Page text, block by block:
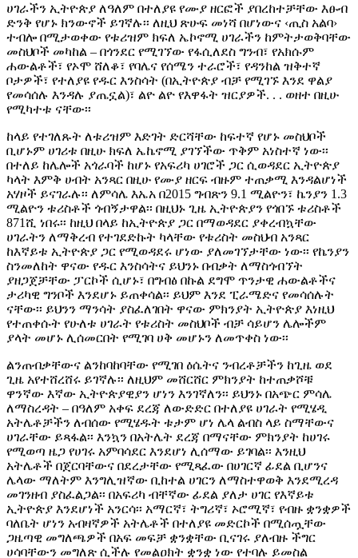
ሀገራችን ኢትዮጵያ ለዓለም በተለያዩ የሙያ ዘርፎች ያበረከተቻቸው እፁብ
ድንቅ የሆኑ ክንውኖች ይገኛሉ፡፡ ለዚህ ጽሁፍ መነሻ በሆነውና ‹ጢስ አልባ›
ተብሎ በሚታወቀው የቱሪዝም ክፍለ ኤኮኖሚ ሀገራችን ከምትታወቅባቸው
መስህቦች መካከል – በጎንደር የሚገኘው የፋሲለደስ ግንብ፣ የአክሱም
ሐውልቶች፣ የኦሞ ሸለቆ፣ የባሌና የሰሜን ተራሮች፣ የዳንከል ዝቅተኛ
ቦታዎች፣ የተለያዩ የዱር እንስሳት (በኢትዮጵያ ብቻ የሚገኙ እንደ ዋልያ
የመሳሰሉ እንዳሉ ያጤኗል)፣ ልዮ ልዮ የእዋፋት ዝርያዎች. . . ወዘተ በዚሁ
የሚካተቱ ናቸው፡፡
ከላይ የተገለጹት ለቱሪዝም እድገት ድርሻቸው ከፍተኛ የሆኑ መስህቦች
ቢሆኑም ሀገሪቱ በዚሁ ክፍለ ኤኬኖሚ ያገኘችው ጥቅም አነስተኛ ነው፡፡
በተለይ ከሌሎች አጎራባች ከሆኑ የአፍሪካ ሀገሮች ጋር ሲወዳደር ኢትዮጵያ
ካላት እምቅ ሀብት አንጻር በዚሁ የሙያ ዘርፍ ብዙም ተጠቃሚ እንዳልሆነች
አሃዞች ይናገራሉ፡፡ ለምሳሌ እኤአ በ2015 ግብጽን 9.1 ሚልዮን፣ ኬንያን 1.3
ሚልዮን ቱሪስቶች ጎብኝታዋል፡፡ በዚህኑ ጊዜ ኢትዮጵያን የጎበኙ ቱሪስቶች
871ሺ ነበሩ፡፡ ከዚህ በላይ ከኢትዮጵያ ጋር በማወዳደር ያቀረብኳቸው
ሀገራትን ለማቅረብ የተገደድኩት ካላቸው የቱሪስት መስህብ አንጻር
ከእኛይቱ ኢትዮጵያ ጋር የሚወዳደሩ ሆነው ያለመገኘታቸው ነው፡፡ የኬንያን
ስንመለከት ዋናው የዱር እንስሳትና ይህንኑ በብቃት ለማስጎብኘት
ያዘጋጀቻቸው ፓርኮች ሲሆኑ፣ በግብፅ በኩል ደግሞ ጥንታዊ ሐውልቶችና
ታሪካዊ ግንቦች እንደሆኑ ይጠቀሳል፡፡ ይህም እንደ ፒራሜድና የመሳሰሉት
ናቸው፡፡ ይህንን ማንሳት ያስፈለገበት ዋናው ምክንያት ኢትዮጵያ እነዚህ
የተጠቀሱት የሁለቱ ሀገራት የቱሪስት መስህቦች ብቻ ሳይሆን ሌሎችም
ያላት መሆኑ ሊሰመርበት የሚገባ ሀቅ መሆኑን ለመጥቀስ ነው፡፡
ልንጠብቃቸውና ልንከባከባቸው የሚገበ ዕሴትና ንብረቶቻችን ከጊዜ ወደ
ጊዜ አየተሸረሸሩ ይገኛሉ፡፡ ለዚህም መሸርሸር ምክንያት ከተጠቃሾቹ
ዋንኛው እኛው ኢትዮጵያዊያን ሆነን እንገኛለን፡፡ ይህንኑ በአጭር ምሳሌ
ለማስረዳት – በዓለም አቀፍ ደረጃ ለውድድር በተለያዩ ሀገራት የሚሄዲ
አትሌቶቻችን ለብሰው የሚሄዱት ቱታም ሆነ ሌላ ልብስ ላይ ስማቸውና
ሀገራቸው ይጻፋል፡፡ እንኳን በአትሌት ደረጃ በማናቸው ምክንያት ከሀገሩ
የሚወጣ ዜጋ የሀገሩ አምባሳደር እንደሆነ ሊሰማው ይገባል፡፡ እንዚህ
አትሌቶች በጀርባቸውና በደረታቸው የሚጻፈው በሀገርኛ ፊደል ቢሆንና
ሌላው ማለትም እንግሊዝኛው ቢከተል ሀገርን ለማስተዋወቅ እንደሚረዳ
መገንዘብ ያስፈልጋል፡፡ በአፍሪካ ብቸኛው ፊደል ያለታ ሀገር የእኛይቱ
ኢትዮጵያ እንደሆነች አንርሳ፡፡ አማርኛ፣ ትግሪኛ፣ ኦሮሚኛ፣ የብዙ ቋንቋዎች
ባለቤት ሆነን አብዛኛዎች አትሌቶች በተለያዩ መድርኮች በሚሰጧቸው
ጋዜጣዊ መግለጫዎች በአፍ መፍቻ ቋንቋቸው ቢናገሩ ያለብዙ ችግር
ሀሳባቸውን መግለጽ ሲችሉ የመልዐክት ቋንቋ ነው የተባሉ ይመስል